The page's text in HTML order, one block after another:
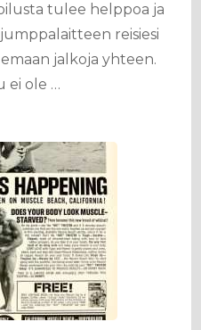
tulee helppoa ja
reisiesi
jalkoja yhteen.
ei ole …